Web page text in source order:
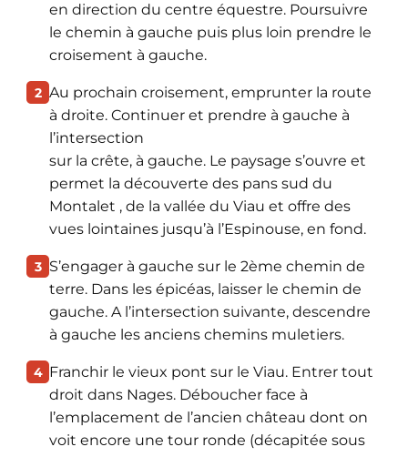
en direction du centre équestre. Poursuivre
le chemin à gauche puis plus loin prendre le
croisement à gauche.
2 Au prochain croisement, emprunter la route
à droite. Continuer et prendre à gauche à
l’intersection
sur la crête, à gauche. Le paysage s’ouvre et
permet la découverte des pans sud du
Montalet , de la vallée du Viau et offre des
vues lointaines jusqu’à l’Espinouse, en fond.
3 S’engager à gauche sur le 2ème chemin de
terre. Dans les épicéas, laisser le chemin de
gauche. A l’intersection suivante, descendre
à gauche les anciens chemins muletiers.
4 Franchir le vieux pont sur le Viau. Entrer tout
droit dans Nages. Déboucher face à
l’emplacement de l’ancien château dont on
voit encore une tour ronde (décapitée sous